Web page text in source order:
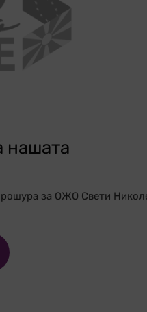
нашата
за ОЖО Свети